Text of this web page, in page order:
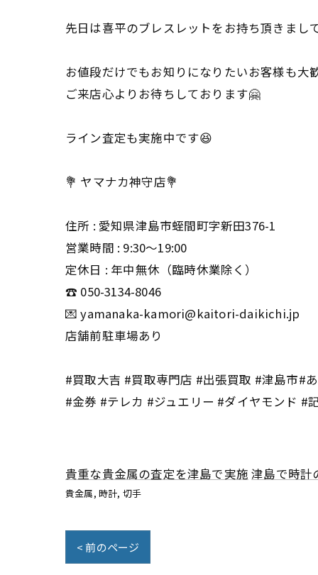
先日は喜平のブレスレットをお持ち頂きまし
お値段だけでもお知りになりたいお客様も
ご来店心よりお待ちしております🤗
ライン査定も実施中です😆
💐 ヤマナカ神守店💐
住所 : 愛知県津島市蛭間町字新田376-1
営業時間 : 9:30〜19:00
定休日 : 年中無休（臨時休業除く）
☎️ 050-3134-8046
💌 yamanaka-kamori@kaitori-daikichi.jp
店舗前駐車場あり
#買取大吉 #買取専門店 #出張買取 #津島市#
#金券 #テレカ #ジュエリー #ダイヤモンド #
貴重な貴金属の査定を津島で実施 津島で時計
貴金属 時計 切手
< 前のページ